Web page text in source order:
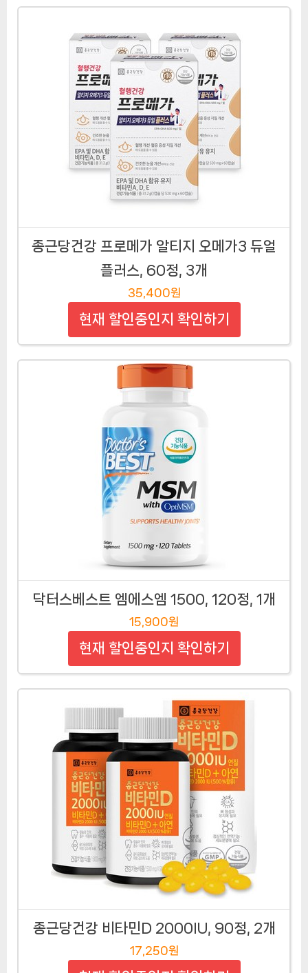
종근당건강 프로메가 알티지 오메가3 듀얼
플러스, 60정, 3개
35,400원
현재 할인중인지 확인하기
닥터스베스트 엠에스엠 1500, 120정, 1개
15,900원
현재 할인중인지 확인하기
종근당건강 비타민D 2000IU, 90정, 2개
17,250원